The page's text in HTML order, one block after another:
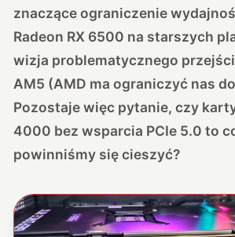
znacząceograniczenie
Radeon RX 6500 na starszych
wizja problematycznego
AM5 (AMD ma ograniczyć nas
Pozostaje więc pytanie, czy karty
4000 bez wsparcia PCIe 5.0 to
powinniśmy się cieszyć?